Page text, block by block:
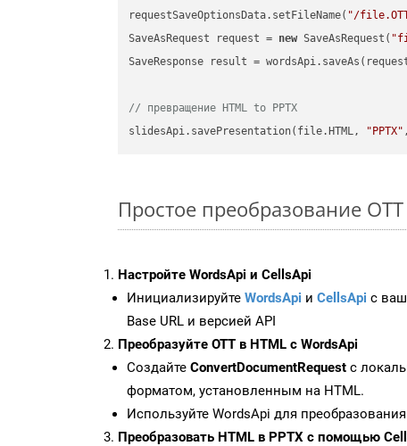
requestSaveOptionsData.setFileName( "/
SaveAsRequest request = new SaveAsRequest(
SaveResponse result =
// превращение HTML to PPTX
slidesApi.savePresentation(file.HTML,
"PPTX"
Простое преобразование OTT
Настройте WordsApi и CellsApi
Инициализируйте WordsApi и CellsApi с
Base URL и версией API
Преобразуйте OTT в HTML с WordsApi
Создайте ConvertDocumentRequest с
форматом, установленным на HTML.
Используйте WordsApi для
Преобразовать HTML в PPTX с помощью